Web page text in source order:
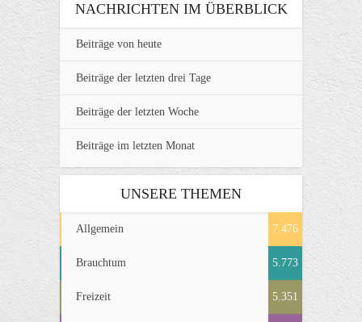
NACHRICHTEN IM ÜBERBLICK
Beiträge von heute
Beiträge der letzten drei Tage
Beiträge der letzten Woche
Beiträge im letzten Monat
UNSERE THEMEN
Allgemein 7.476
Brauchtum 5.773
Freizeit 5.351